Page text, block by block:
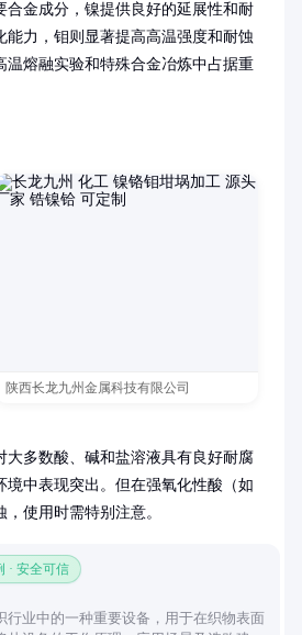
合金成分，镍提供良好的延展性和耐
能力，钼则显著提高高温强度和耐蚀
温熔融实验和特殊合金冶炼中占据重
陕西长龙九州金属科技有限公司
大多数酸、碱和盐溶液具有良好耐腐
境中表现突出。但在强氧化性酸（如
使用时需特别注意。
· 安全可信
行业中的一种重要设备，用于在织物表面